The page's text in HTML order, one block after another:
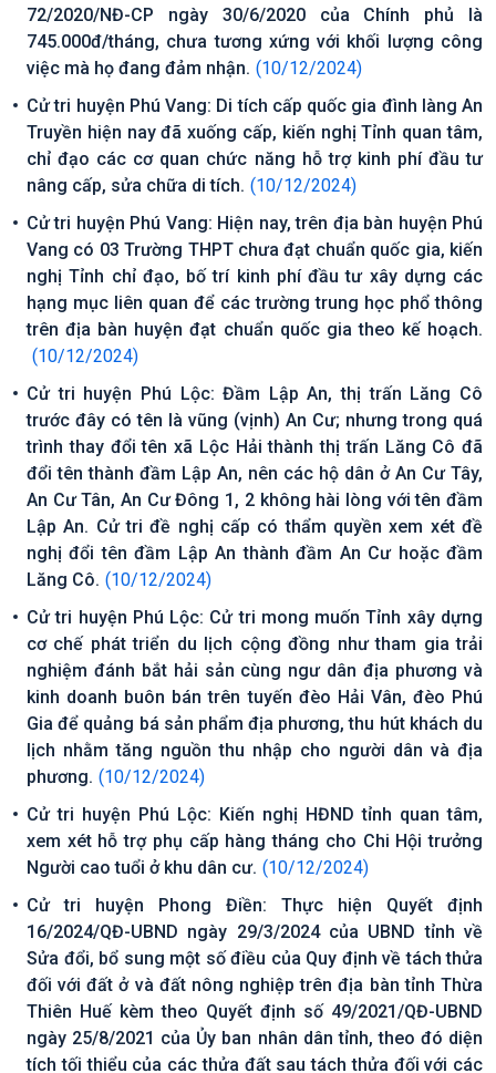
72/2020/NĐ-CP ngày 30/6/2020 của Chính phủ là
745.000đ/tháng, chưa tương xứng với khối lượng công
việc mà họ đang đảm nhận. (10/12/2024)
Cử tri huyện Phú Vang: Di tích cấp quốc gia đình làng An
Truyền hiện nay đã xuống cấp, kiến nghị Tỉnh quan tâm,
chỉ đạo các cơ quan chức năng hỗ trợ kinh phí đầu tư
nâng cấp, sửa chữa di tích. (10/12/2024)
Cử tri huyện Phú Vang: Hiện nay, trên địa bàn huyện Phú
Vang có 03 Trường THPT chưa đạt chuẩn quốc gia, kiến
nghị Tỉnh chỉ đạo, bố trí kinh phí đầu tư xây dựng các
hạng mục liên quan để các trường trung học phổ thông
trên địa bàn huyện đạt chuẩn quốc gia theo kế hoạch.
(10/12/2024)
Cử tri huyện Phú Lộc: Đầm Lập An, thị trấn Lăng Cô
trước đây có tên là vũng (vịnh) An Cư; nhưng trong quá
trình thay đổi tên xã Lộc Hải thành thị trấn Lăng Cô đã
đổi tên thành đầm Lập An, nên các hộ dân ở An Cư Tây,
An Cư Tân, An Cư Đông 1, 2 không hài lòng với tên đầm
Lập An. Cử tri đề nghị cấp có thẩm quyền xem xét đề
nghị đổi tên đầm Lập An thành đầm An Cư hoặc đầm
Lăng Cô. (10/12/2024)
Cử tri huyện Phú Lộc: Cử tri mong muốn Tỉnh xây dựng
cơ chế phát triển du lịch cộng đồng như tham gia trải
nghiệm đánh bắt hải sản cùng ngư dân địa phương và
kinh doanh buôn bán trên tuyến đèo Hải Vân, đèo Phú
Gia để quảng bá sản phẩm địa phương, thu hút khách du
lịch nhằm tăng nguồn thu nhập cho người dân và địa
phương. (10/12/2024)
Cử tri huyện Phú Lộc: Kiến nghị HĐND tỉnh quan tâm,
xem xét hỗ trợ phụ cấp hàng tháng cho Chi Hội trưởng
Người cao tuổi ở khu dân cư. (10/12/2024)
Cử tri huyện Phong Điền: Thực hiện Quyết định
16/2024/QĐ-UBND ngày 29/3/2024 của UBND tỉnh về
Sửa đổi, bổ sung một số điều của Quy định về tách thửa
đối với đất ở và đất nông nghiệp trên địa bàn tỉnh Thừa
Thiên Huế kèm theo Quyết định số 49/2021/QĐ-UBND
ngày 25/8/2021 của Ủy ban nhân dân tỉnh, theo đó diện
tích tối thiểu của các thửa đất sau tách thửa đối với các